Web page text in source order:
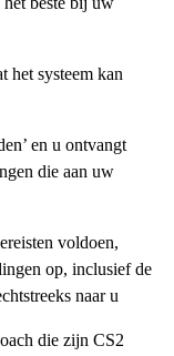
het systeem kan
en u ontvangt
die aan uw
voldoen,
op, inclusief de
naar u
die zijn CS2